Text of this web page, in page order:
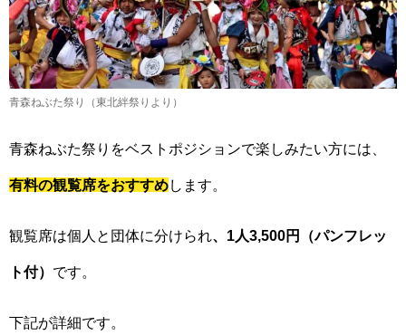
青森ねぶた祭り（東北絆祭りより）
青森ねぶた祭りをベストポジションで楽しみたい方には、
有料の観覧席をおすすめします。
観覧席は個人と団体に分けられ 、1人3,500円（パンフレッ
ト付） です。
下記が詳細です。